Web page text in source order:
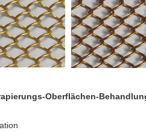
Oberflächen-